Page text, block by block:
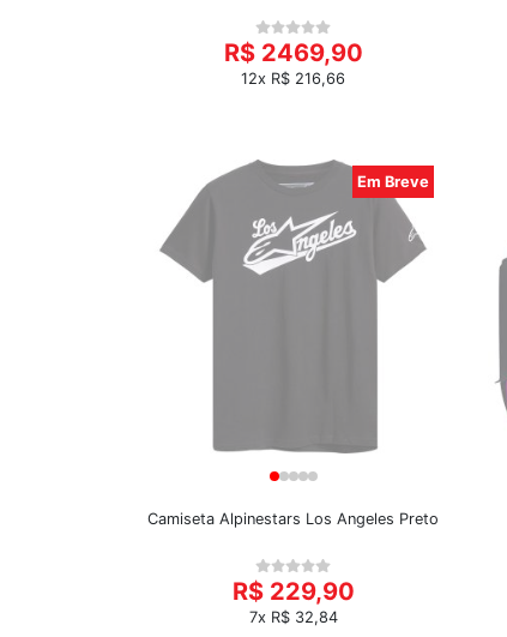
R$ 2469,90
12x R$ 216,66
Em Breve
Camiseta Alpinestars Los Angeles Preto
R$ 229,90
7x R$ 32,84